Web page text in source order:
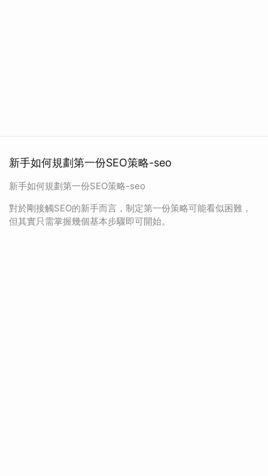
新手如何規劃第一份SEO策略-seo
新手如何規劃第一份SEO策略-seo
對於剛接觸SEO的新手而言，制定第一份策略可能看似困難，
但其實只需掌握幾個基本步驟即可開始。